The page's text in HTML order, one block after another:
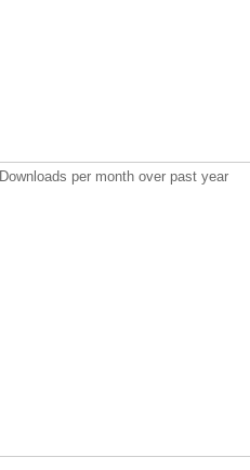
Downloads per month over past year